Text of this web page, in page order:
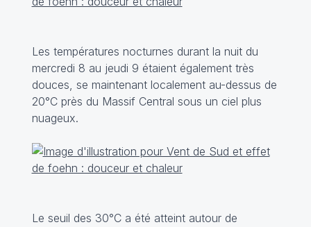
Les températures nocturnes durant la nuit du
mercredi 8 au jeudi 9 étaient également très
douces, se maintenant localement au-dessus de
20°C près du Massif Central sous un ciel plus
nuageux.
Le seuil des 30°C a été atteint autour de